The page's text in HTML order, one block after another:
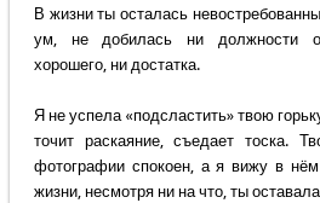
В жизни ты осталась
ум, не добилась ни должности
хорошего, ни достатка.
Я не успела «подсластить» твою
точит раскаяние, съедает тоска.
фотографии спокоен, а я вижу в
жизни, несмотря ни на что, ты